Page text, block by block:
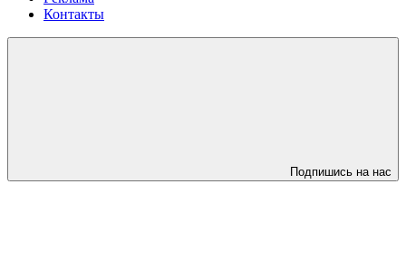
Контакты
Подпишись на нас